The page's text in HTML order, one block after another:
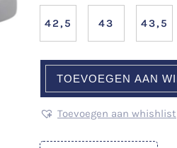
42,5 43 43,5
TOEVOEGEN AAN
Toevoegen aan whishlist